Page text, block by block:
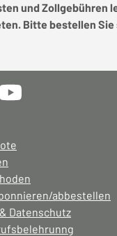
und Zollgebühren
Bitte bestellen
abbestellen
Datenschutz